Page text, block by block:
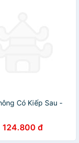
Có Kiếp Sau -
124.800 đ